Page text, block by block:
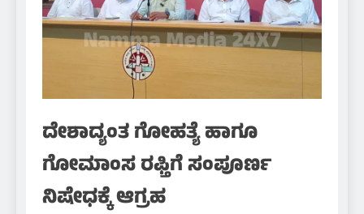
ದೇಶಾದ್ಯಂತ ಗೋಹತ್ಯೆ ಹಾಗೂ
ಗೋಮಾಂಸ ರಫ್ತಿಗೆ ಸಂಪೂರ್ಣ
ನಿಷೇಧಕ್ಕೆ ಆಗ್ರಹ